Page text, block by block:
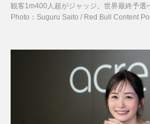
観客1m400人超がジャッジ。世界最終予選
Photo：Suguru Saito / Red Bull Content